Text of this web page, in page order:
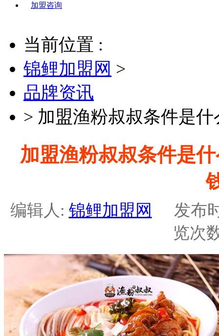
加盟咨询
当前位置 :
锦鲤加盟网 >
品牌资讯
> 加盟渔粉叔叔条件是
加盟渔粉叔叔条件是
编辑人: 锦鲤加盟网
发布
览次